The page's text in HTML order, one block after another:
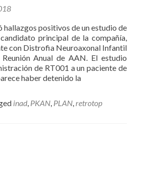
hallazgos positivos de un estudio de
principal de la compañía,
con Distrofia Neuroaxonal Infantil
Anual de AAN. El estudio
de RT001 a un paciente de
haber detenido la
inad, PKAN, PLAN,retrotop